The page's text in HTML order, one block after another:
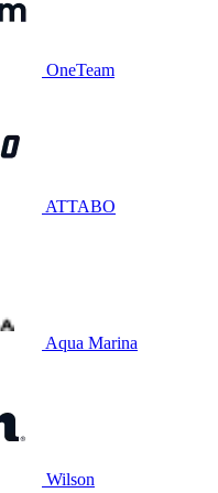
OneTeam
ATTABO
Aqua Marina
Wilson